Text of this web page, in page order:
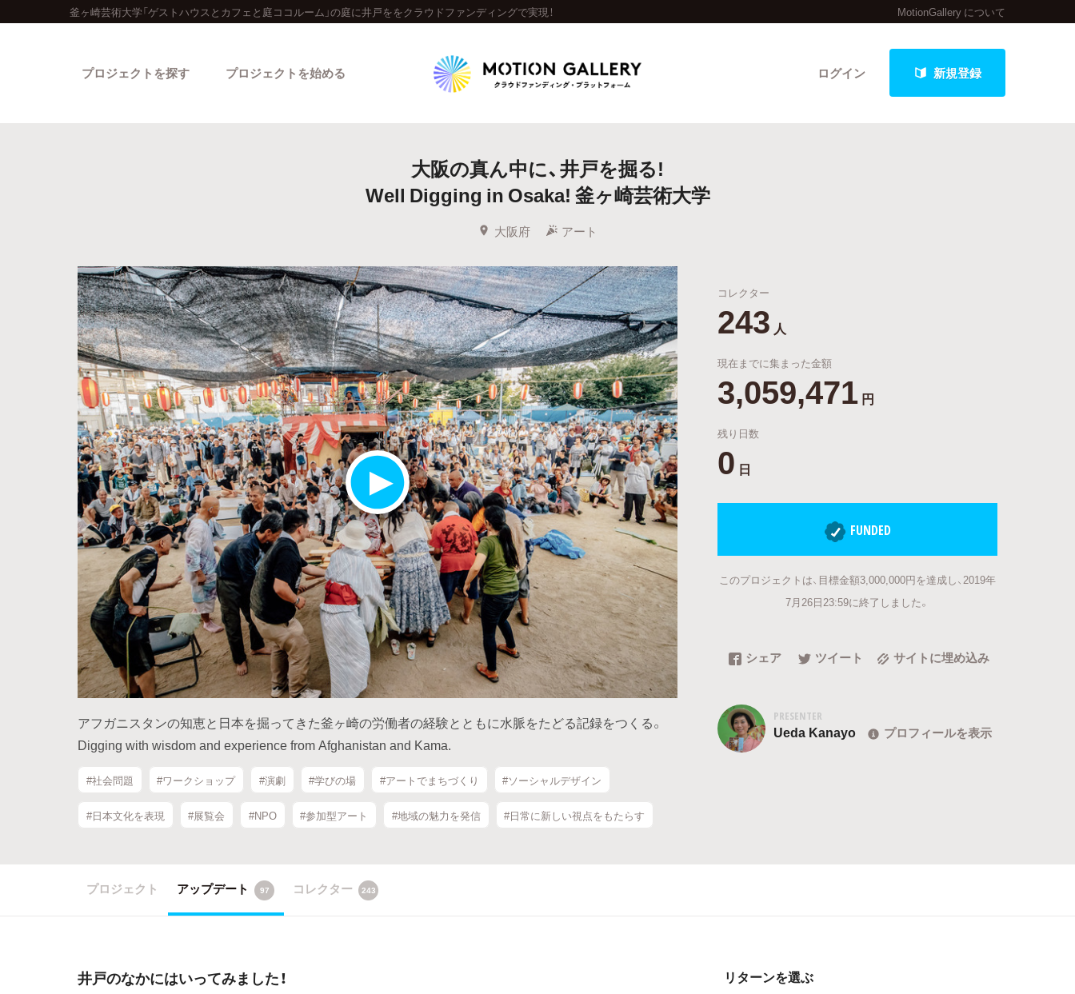
釜ヶ崎芸術大学「ゲストハウスとカフェと庭ココルーム」の庭に井戸ををクラウドファンディングで実現！ MotionGallery について
ログイン 新規登録
プロジェクトを探す
人気のプロジェクト 新着プロジェクト 終了間近のプロジェクト
Feature
カテゴリーから探す タグから探す キュレーターから探す 特集から探す
Legendary
最新達成プロジェクト 調達額が大きいプロジェクト
プロジェクトを始める
大阪の真ん中に、井戸を掘る!
Well Digging in Osaka! 釜ヶ崎芸術大学
大阪府 アート
アフガニスタンの知恵と日本を掘ってきた釜ヶ崎の労働者の経験とともに水脈をたどる記録をつくる。
Digging with wisdom and experience from Afghanistan and Kama.
#社会問題 #ワークショップ #演劇 #学びの場 #アートでまちづくり #ソーシャルデザイン
#日本文化を表現 #展覧会 #NPO #参加型アート #地域の魅力を発信 #日常に新しい視点をもたらす
コレクター
243 人
現在までに集まった金額
3,059,471 円
残り日数
0 日
FUNDED
このプロジェクトは、目標金額3,000,000円を達成し、2019年
7月26日23:59に終了しました。
シェア ツイート サイトに埋め込み
PRESENTER
Ueda Kanayo プロフィールを表示
プロジェクト アップデート 97 コレクター 243
井戸のなかにはいってみました！ リターンを選ぶ